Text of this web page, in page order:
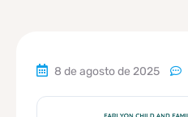
8 de agosto de 2025